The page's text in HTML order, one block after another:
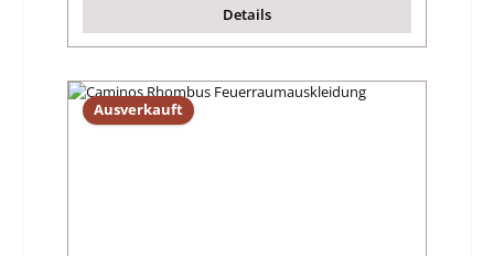
Details
Ausverkauft